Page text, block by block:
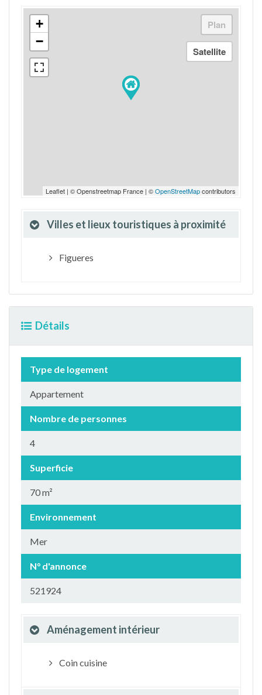
+
−
Leaflet | © Openstreetmap France | ©OpenStreetMapcontributors
Villes et lieux touristiques à proximité
Figueres
Détails
Type de logement
Appartement
Nombre de personnes
4
Superficie
70 m²
Environnement
Mer
N° d'annonce
521924
Aménagement intérieur
Coin cuisine